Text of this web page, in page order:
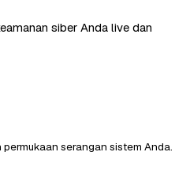
siber Anda live dan
serangan sistem Anda.